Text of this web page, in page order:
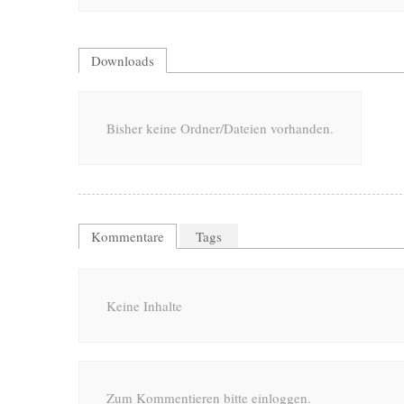
Downloads
Bisher keine Ordner/Dateien vorhanden.
Kommentare Tags
Keine Inhalte
Zum Kommentieren bitte einloggen.